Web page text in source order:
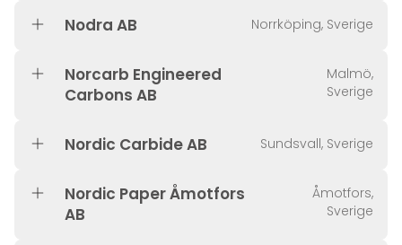
Nodra AB Norrköping, Sverige
Norcarb Engineered
Carbons AB
Malmö,
Sverige
Nordic Carbide AB Sundsvall, Sverige
Nordic Paper Åmotfors
AB
Åmotfors,
Sverige